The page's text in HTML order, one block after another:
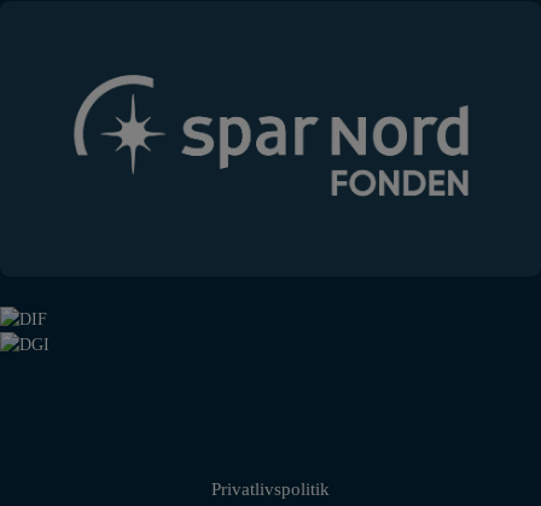
Privatlivspolitik